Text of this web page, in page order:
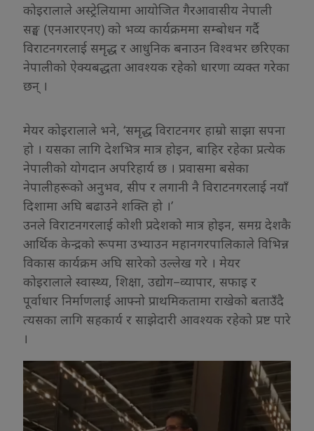
कोइरालाले अस्ट्रेलियामा आयोजित गैरआवासीय नेपाली
सङ्घ (एनआरएनए) को भव्य कार्यक्रममा सम्बोधन गर्दै
विराटनगरलाई समृद्ध र आधुनिक बनाउन विश्वभर छरिएका
नेपालीको ऐक्यबद्धता आवश्यक रहेको धारणा व्यक्त गरेका
छन् ।
मेयर कोइरालाले भने, ‘समृद्ध विराटनगर हाम्रो साझा सपना
हो । यसका लागि देशभित्र मात्र होइन, बाहिर रहेका प्रत्येक
नेपालीको योगदान अपरिहार्य छ । प्रवासमा बसेका
नेपालीहरूको अनुभव, सीप र लगानी नै विराटनगरलाई नयाँ
दिशामा अघि बढाउने शक्ति हो ।’
उनले विराटनगरलाई कोशी प्रदेशको मात्र होइन, समग्र देशकै
आर्थिक केन्द्रको रूपमा उभ्याउन महानगरपालिकाले विभिन्न
विकास कार्यक्रम अघि सारेको उल्लेख गरे । मेयर
कोइरालाले स्वास्थ्य, शिक्षा, उद्योग–व्यापार, सफाइ र
पूर्वाधार निर्माणलाई आफ्नो प्राथमिकतामा राखेको बताउँदै
त्यसका लागि सहकार्य र साझेदारी आवश्यक रहेको प्रष्ट पारे
।